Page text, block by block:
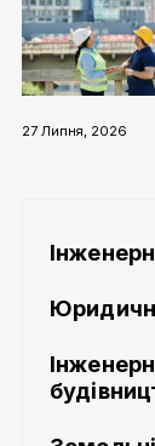
27 Липня, 2026